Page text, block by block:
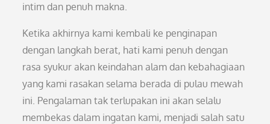
intim dan penuh makna.
Ketika akhirnya kami kembali ke penginapan
dengan langkah berat, hati kami penuh dengan
rasa syukur akan keindahan alam dan kebahagiaan
yang kami rasakan selama berada di pulau mewah
ini. Pengalaman tak terlupakan ini akan selalu
membekas dalam ingatan kami, menjadi salah satu